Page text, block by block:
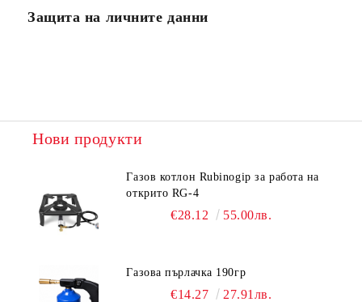
Защита на личните данни
Нови продукти
Газов котлон Rubinogip за работа на
открито RG-4
€28.12 55.00лв.
Газова пърлачка 190гр
€14.27 27.91лв.